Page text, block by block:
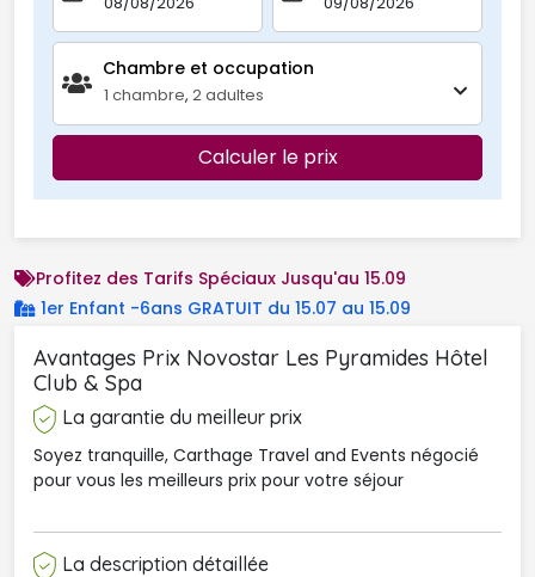
Chambre et occupation
1 chambre, 2adultes
Calculer le prix
Profitez des Tarifs Spéciaux Jusqu'au 15.09
1er Enfant -6ans GRATUIT du 15.07 au 15.09
Avantages Prix Novostar Les Pyramides Hôtel
Club & Spa
La garantie du meilleur prix
Soyez tranquille, Carthage Travel and Events négocié
pour vous les meilleurs prix pour votre séjour
La description détaillée